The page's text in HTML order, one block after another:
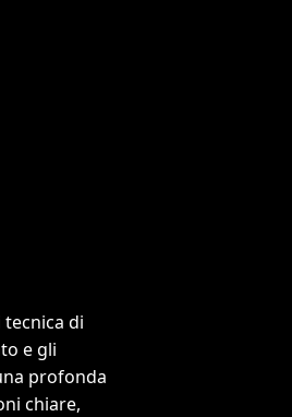
di
e gli
profonda
chiare,